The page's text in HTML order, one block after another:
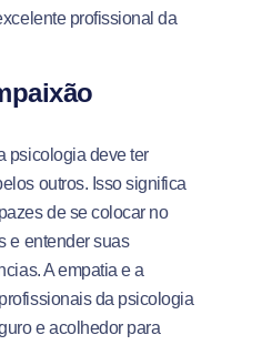
profissional da
psicologia deve ter
outros. Isso significa
de se colocar no
e entender suas
A empatia e a
da psicologia
e acolhedor para